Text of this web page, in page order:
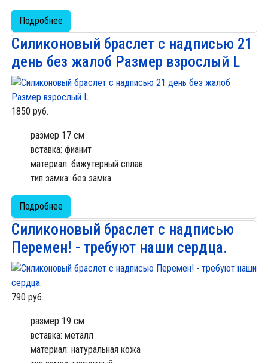
Подробнее
Силиконовый браслет с надписью 21
день без жалоб Размер взрослый L
1850 руб.
размер 17 см
вставка: фианит
материал: бижутерный сплав
тип замка: без замка
Подробнее
Силиконовый браслет с надписью
Перемен! - требуют наши сердца.
790 руб.
размер 19 см
вставка: металл
материал: натуральная кожа